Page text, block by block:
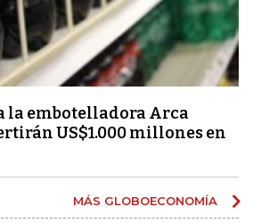
la embotelladora Arca
US$1.000 millones en
MÁS GLOBOECONOMÍA